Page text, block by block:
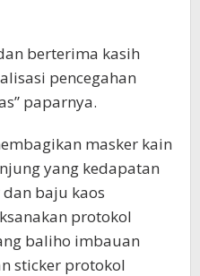
berterima kasih
pencegahan
paparnya.
masker kain
yang kedapatan
baju kaos
protokol
baliho imbauan
sticker protokol